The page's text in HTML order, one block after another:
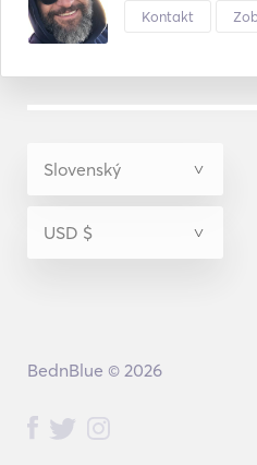
Kontakt
BednBlue © 2026